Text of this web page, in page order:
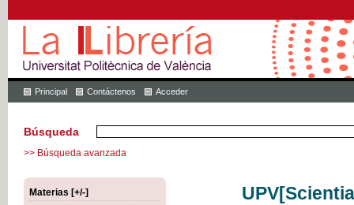
Principal Contáctenos Acceder
Búsqueda
>> Búsqueda avanzada
Materias [+/-]